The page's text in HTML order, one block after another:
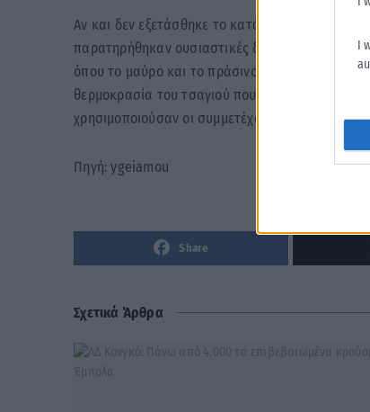
I
Αν και δεν εξετάσθηκε το κατά πόσον ορισμένοι
παρατηρήθηκαν ουσιαστικές διαφορές μεταξύ
όπου το μαύρο και το πράσινο τσάι είναι πιο
θερμοκρασία του τσαγιού που κατανάλωναν,
χρησιμοποιούσαν οι συμμετέχοντες.
Πηγή: ygeiamou
Share
Σχετικά Άρθρα